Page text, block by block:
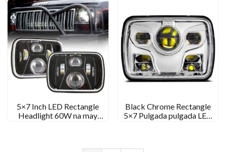
5×7 Inch LED Rectangle
Headlight 60W na may
Black Chrome Rectangle
5×7 Pulgada pulgada LED